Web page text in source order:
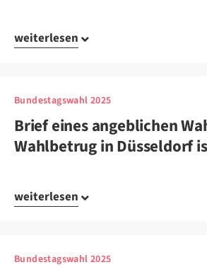
weiterlesen
Bundestagswahl 2025
Brief eines angeblichen
Wahlbetrug in Düsseldorf
weiterlesen
Bundestagswahl 2025